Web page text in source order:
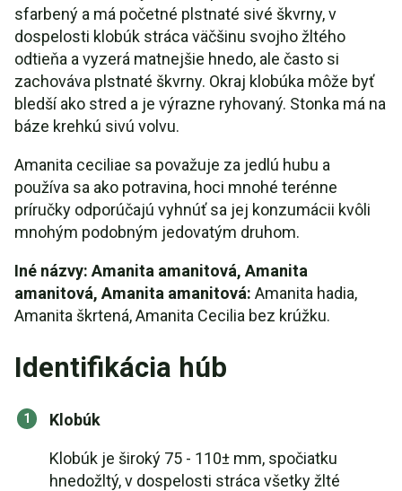
sfarbený a má početné plstnaté sivé škvrny, v
dospelosti klobúk stráca väčšinu svojho žltého
odtieňa a vyzerá matnejšie hnedo, ale často si
zachováva plstnaté škvrny. Okraj klobúka môže byť
bledší ako stred a je výrazne ryhovaný. Stonka má na
báze krehkú sivú volvu.
Amanita ceciliae sa považuje za jedlú hubu a
používa sa ako potravina, hoci mnohé terénne
príručky odporúčajú vyhnúť sa jej konzumácii kvôli
mnohým podobným jedovatým druhom.
Iné názvy: Amanita amanitová, Amanita
amanitová, Amanita amanitová: Amanita hadia,
Amanita škrtená, Amanita Cecilia bez krúžku.
Identifikácia húb
Klobúk
Klobúk je široký 75 - 110± mm, spočiatku
hnedožltý, v dospelosti stráca všetky žlté